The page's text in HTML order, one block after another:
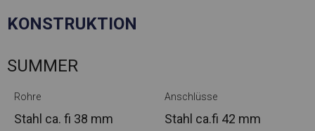
KONSTRUKTION
SUMMER
Rohre
Stahl ca. fi 38 mm
Anschlüsse
Stahl ca.fi 42 mm